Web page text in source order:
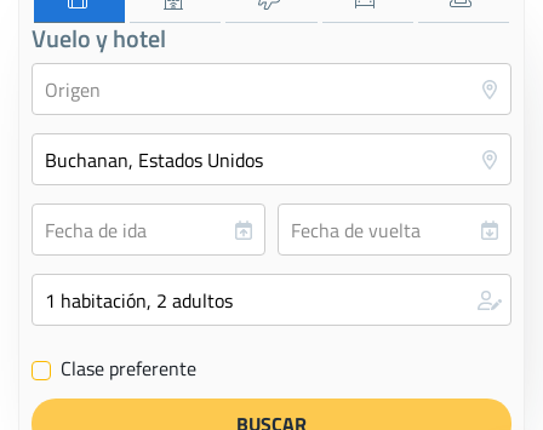
Vuelo y hotel
✔ Clase preferente